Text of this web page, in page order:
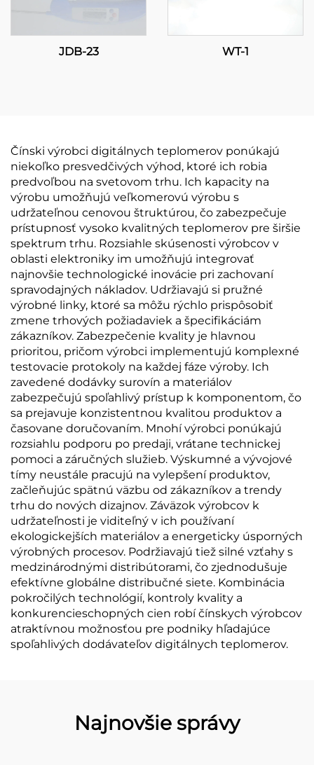
JDB-23 WT-1
Čínski výrobci digitálnych teplomerov ponúkajú
niekoľko presvedčivých výhod, ktoré ich robia
predvoľbou na svetovom trhu. Ich kapacity na
výrobu umožňujú veľkomerovú výrobu s
udržateľnou cenovou štruktúrou, čo zabezpečuje
prístupnosť vysoko kvalitných teplomerov pre širšie
spektrum trhu. Rozsiahle skúsenosti výrobcov v
oblasti elektroniky im umožňujú integrovať
najnovšie technologické inovácie pri zachovaní
spravodajných nákladov. Udržiavajú si pružné
výrobné linky, ktoré sa môžu rýchlo prispôsobiť
zmene trhových požiadaviek a špecifikáciám
zákazníkov. Zabezpečenie kvality je hlavnou
prioritou, pričom výrobci implementujú komplexné
testovacie protokoly na každej fáze výroby. Ich
zavedené dodávky surovín a materiálov
zabezpečujú spoľahlivý prístup k komponentom, čo
sa prejavuje konzistentnou kvalitou produktov a
časovane doručovaním. Mnohí výrobci ponúkajú
rozsiahlu podporu po predaji, vrátane technickej
pomoci a záručných služieb. Výskumné a vývojové
tímy neustále pracujú na vylepšení produktov,
začleňujúc spätnú väzbu od zákazníkov a trendy
trhu do nových dizajnov. Záväzok výrobcov k
udržateľnosti je viditeľný v ich používaní
ekologickejších materiálov a energeticky úsporných
výrobných procesov. Podržiavajú tiež silné vzťahy s
medzinárodnými distribútorami, čo zjednodušuje
efektívne globálne distribučné siete. Kombinácia
pokročilých technológií, kontroly kvality a
konkurencieschopných cien robí čínskych výrobcov
atraktívnou možnosťou pre podniky hľadajúce
spoľahlivých dodávateľov digitálnych teplomerov.
Najnovšie správy